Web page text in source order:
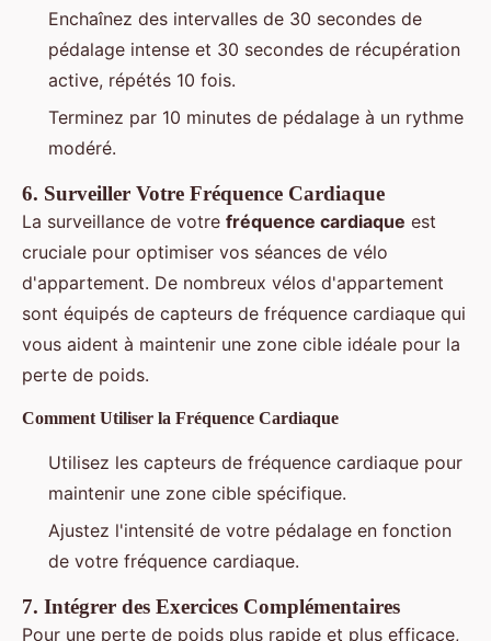
Enchaînez des intervalles de 30 secondes de
pédalage intense et 30 secondes de récupération
active, répétés 10 fois.
Terminez par 10 minutes de pédalage à un rythme
modéré.
6. Surveiller Votre Fréquence Cardiaque
La surveillance de votre fréquence cardiaque est
cruciale pour optimiser vos séances de vélo
d'appartement. De nombreux vélos d'appartement
sont équipés de capteurs de fréquence cardiaque qui
vous aident à maintenir une zone cible idéale pour la
perte de poids.
Comment Utiliser la Fréquence Cardiaque
Utilisez les capteurs de fréquence cardiaque pour
maintenir une zone cible spécifique.
Ajustez l'intensité de votre pédalage en fonction
de votre fréquence cardiaque.
7. Intégrer des Exercices Complémentaires
Pour une perte de poids plus rapide et plus efficace,